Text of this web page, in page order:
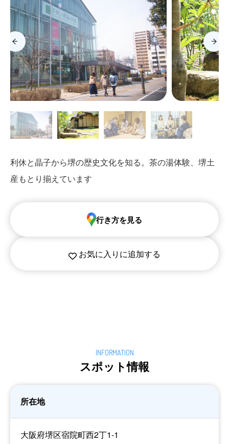
利休と晶子から堺の歴史文化を知る。茶の湯体験、堺土
産もとり揃えています
お気に入りに追加する
行き方を見る
スポット情報
所在地
大阪府堺区宿院町西2丁1-1